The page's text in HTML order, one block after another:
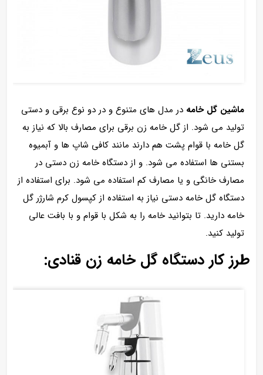
ماشین گل خامه در مدل های متنوع و در دو نوع برقی و دستی
تولید می شود. از گل خامه زن برقی برای مصارف بالا که نیاز به
گل خامه با قوام پشت هم دارند مانند کافی شاپ ها و آبمیوه
بستنی ها استفاده می شود. و از دستگاه خامه زن دستی در
مصارف خانگی و یا مصارف کم استفاده می شود. برای استفاده از
دستگاه گل خامه دستی نیاز به استفاده از کپسول کرم شارژر گل
خامه دارید. تا بتوانید خامه را به شکل با قوام و با بافت عالی
تولید کنید.
طرز کار دستگاه گل خامه زن قنادی: